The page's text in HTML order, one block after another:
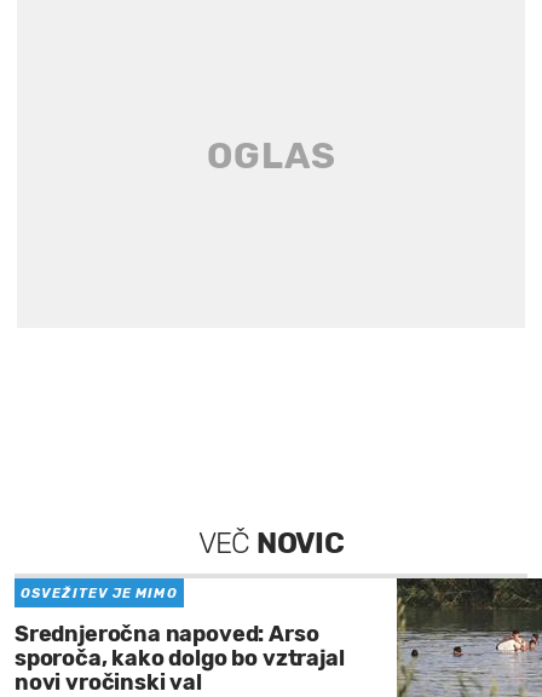
VEČ NOVIC
OSVEŽITEV JE MIMO
Srednjeročna napoved: Arso
sporoča, kako dolgo bo vztrajal
novi vročinski val